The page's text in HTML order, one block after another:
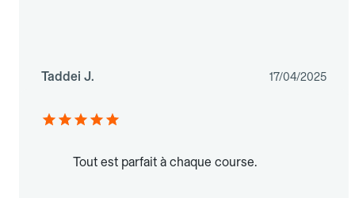
Taddei J. 17/04/2025
Tout est parfait à chaque course.